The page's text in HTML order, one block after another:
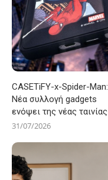
CASETiFY-x-Spider-Man:
Νέα συλλογή gadgets
ενόψει της νέας ταινίας
31/07/2026